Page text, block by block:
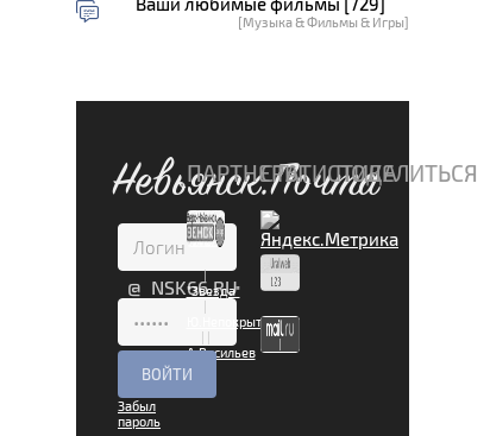
[Музыка & Фильмы & Игры]
Невьянск.Почта
@ NSK66.RU
Забыл
пароль
ПАРТНЕРЫ
|
"Звезда"
|
Ю.Непокрытая
| |
А.Васильев
СТАТИСТИКАПОДЕЛИТЬСЯ